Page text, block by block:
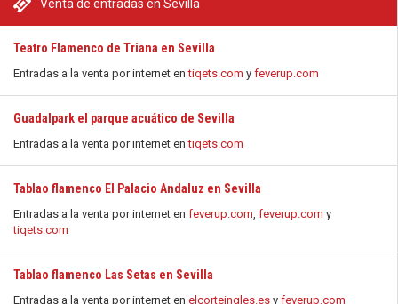
Venta de entradas en Sevilla
Teatro Flamenco de Triana en Sevilla
Entradas a la venta por internet entiqets.com y feverup.com
Guadalpark el parque acuático de Sevilla
Entradas a la venta por internet entiqets.com
Tablao flamenco El Palacio Andaluz en Sevilla
Entradas a la venta por internet en feverup.com, feverup.com y
tiqets.com
Tablao flamenco Las Setas en Sevilla
Entradas a la venta por internet en elcorteingles.es y feverup.com